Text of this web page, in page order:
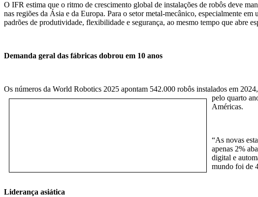
O IFR estima que o ritmo de crescimento global de instalações de robôs deve
nas regiões da Ásia e da Europa. Para o setor metal-mecânico, especialmente
padrões de produtividade, flexibilidade e segurança, ao mesmo tempo que abre
Demanda geral das fábricas dobrou em 10 anos
Os números da World Robotics 2025 apontam 542.000 robôs instalados em
pelo quarto
Américas.
“As novas
apenas 2%
digital e
mundo foi de
Liderança asiática